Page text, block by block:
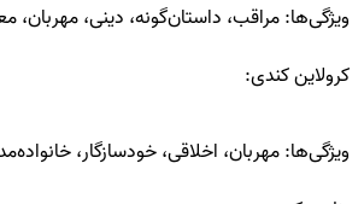
ویژگی‌ها: مراقب، داستان‌گونه، دینی، مهربان،
کرولاین کندی:
ویژگی‌ها: مهربان، اخلاقی، خودسازگار،